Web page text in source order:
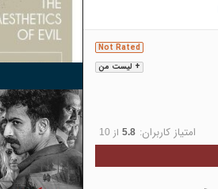
+ لیست من
Not Rated
امتیاز کاربران: 5.8 از 10